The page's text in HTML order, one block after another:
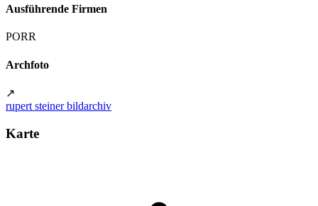
Ausführende Firmen
PORR
Archfoto
↗
rupert steiner bildarchiv
Karte